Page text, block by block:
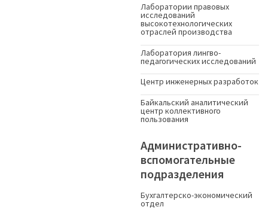
Лаборатории правовых
исследований
высокотехнологических
отраслей производства
Лаборатория лингво-
педагогических исследований
Центр инженерных разработок
Байкальский аналитический
центр коллективного
пользования
Административно-
вспомогательные
подразделения
Бухгалтерско-экономический
отдел